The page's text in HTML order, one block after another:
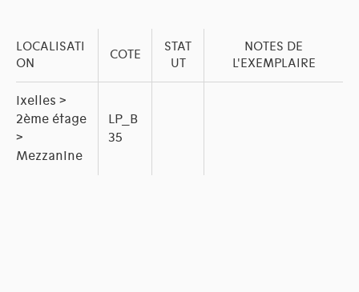
LOCALISATI
ON
COTE
STAT
UT
NOTES DE
L'EXEMPLAIRE
Ixelles >
2ème étage
>
Mezzanine
LP_B
35